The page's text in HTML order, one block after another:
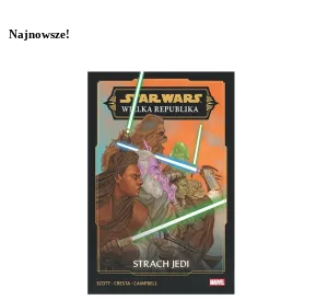
Najnowsze!